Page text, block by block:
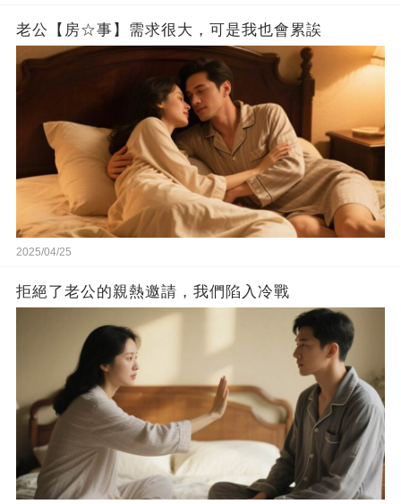
老公【房☆事】需求很大，可是我也會累誒
2025/04/25
拒絕了老公的親熱邀請，我們陷入冷戰